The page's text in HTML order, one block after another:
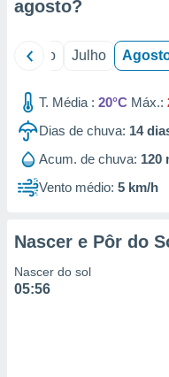
agosto?
Junho Julho
T. Média : 20°C Máx.:
Dias de chuva: 14
Acum. de chuva: 120
Vento médio: 5 km/h
Nascer e Pôr do
Nascer do sol
05:56